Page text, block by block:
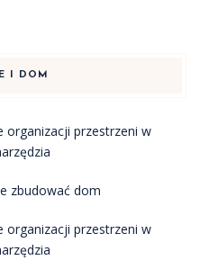
I DOM
organizacji przestrzeni w
zbudować dom
organizacji przestrzeni w